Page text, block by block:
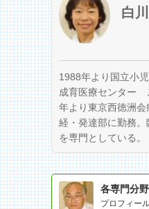
白
1988年より国立小
成育医療センター
年より東京西徳洲
経・発達部に勤務
を専門としている。
各専門分
プロフィー